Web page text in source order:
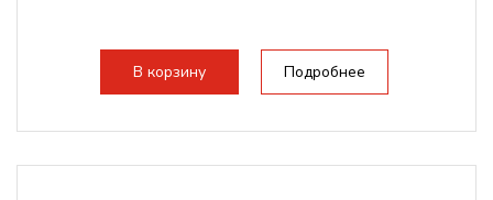
В корзину Подробнее